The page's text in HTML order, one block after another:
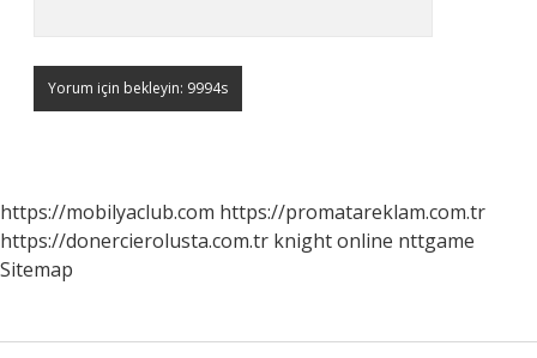
https://mobilyaclub.com https://promatareklam.com.tr
https://donercierolusta.com.tr knight online nttgame
Sitemap